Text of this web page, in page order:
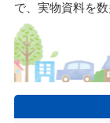
で、実物資料を